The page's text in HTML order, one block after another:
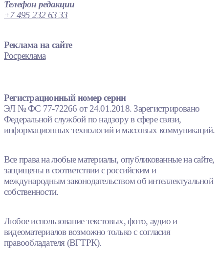
Телефон редакции
+7 495 232 63 33
Реклама на сайте
Росреклама
Регистрационный номер серии
ЭЛ № ФС 77-72266 от 24.01.2018. Зарегистрировано
Федеральной службой по надзору в сфере связи,
информационных технологий и массовых коммуникаций.
Все права на любые материалы, опубликованные на сайте,
защищены в соответствии с российским и
международным законодательством об интеллектуальной
собственности.
Любое использование текстовых, фото, аудио и
видеоматериалов возможно только с согласия
правообладателя (ВГТРК).